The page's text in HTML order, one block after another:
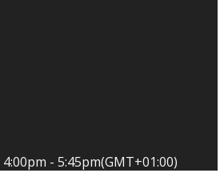
4:00pm - 5:45pm(GMT+01:00)